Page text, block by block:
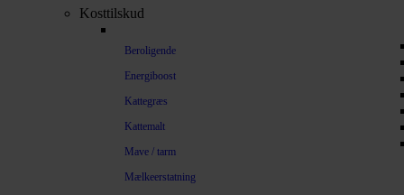
Kosttilskud
Beroligende
Energiboost
Kattegræs
Kattemalt
Mave / tarm
Mælkeerstatning